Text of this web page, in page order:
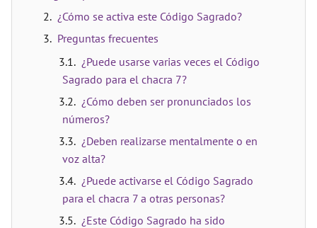
¿Cómo se activa este Código Sagrado?
Preguntas frecuentes
¿Puede usarse varias veces el Código
Sagrado para el chacra 7?
¿Cómo deben ser pronunciados los
números?
¿Deben realizarse mentalmente o en
voz alta?
¿Puede activarse el Código Sagrado
para el chacra 7 a otras personas?
¿Este Código Sagrado ha sido